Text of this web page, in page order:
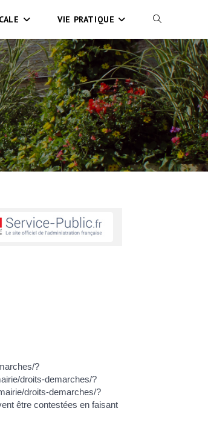
VIE PRATIQUE
?
droits-demarches/?
droits-demarches/?
être contestées en faisant